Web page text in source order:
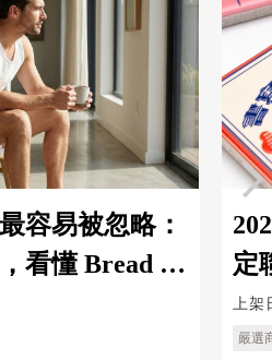
容易被忽略：
看懂 Bread &
學
定
筆
上
嚴選